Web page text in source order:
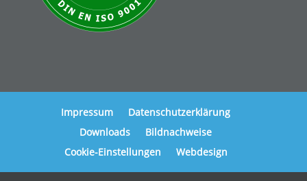
Impressum
Datenschutzerklärung
Downloads
Bildnachweise
Cookie-Einstellungen
Webdesign